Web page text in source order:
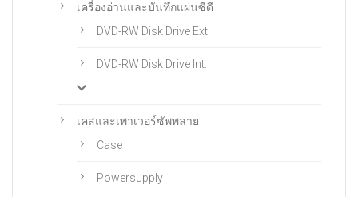
เครื่องอ่านและบันทึกแผ่นซีดี
DVD-RW Disk Drive Ext.
DVD-RW Disk Drive Int.
เคสและเพาเวอร์ซัพพลาย
Case
Powersupply